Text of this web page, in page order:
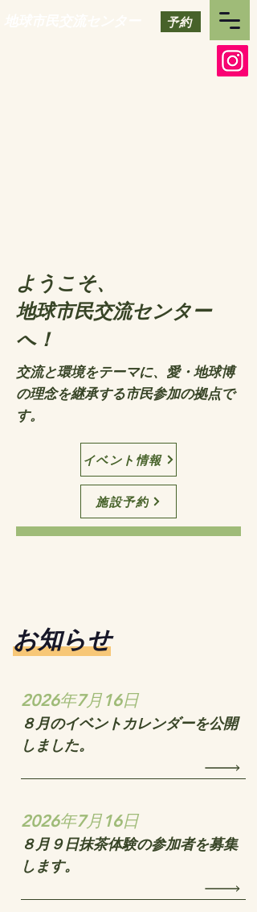
予約
ようこそ、
​地球市民交流センター
へ！
​交流と環境をテーマに、愛・地球博
の理念を継承する市民参加の拠点で
す。
イベント情報
施設予約
お知らせ
2026年7月16日
８月のイベントカレンダーを公開
しました。
2026年7月16日
８月９日抹茶体験の参加者を募集
します。